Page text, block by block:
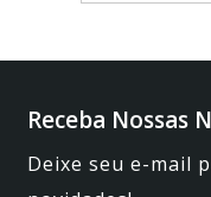
Receba Nossas
Deixe seu e-mail